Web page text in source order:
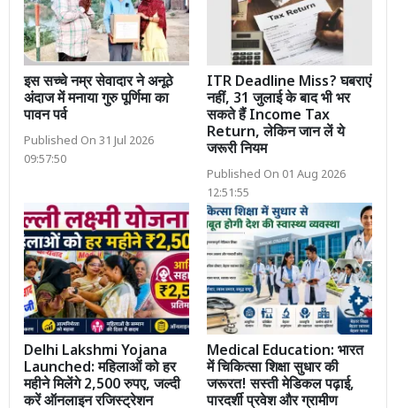
इस सच्चे नम्र सेवादार ने अनूठे
अंदाज में मनाया गुरु पूर्णिमा का
पावन पर्व
Published On 31 Jul 2026
09:57:50
ITR Deadline Miss? घबराएं
नहीं, 31 जुलाई के बाद भी भर
सकते हैं Income Tax
Return, लेकिन जान लें ये
जरूरी नियम
Published On 01 Aug 2026
12:51:55
Delhi Lakshmi Yojana
Launched: महिलाओं को हर
महीने मिलेंगे 2,500 रुपए, जल्दी
करें ऑनलाइन रजिस्ट्रेशन
Medical Education: भारत
में चिकित्सा शिक्षा सुधार की
जरूरत! सस्ती मेडिकल पढ़ाई,
पारदर्शी प्रवेश और ग्रामीण